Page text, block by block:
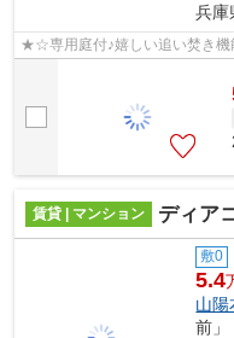
兵庫
★☆専用庭付♪嬉しい追い焚き
賃貸 | マンション ディア
敷0
5.4
山陽
前」